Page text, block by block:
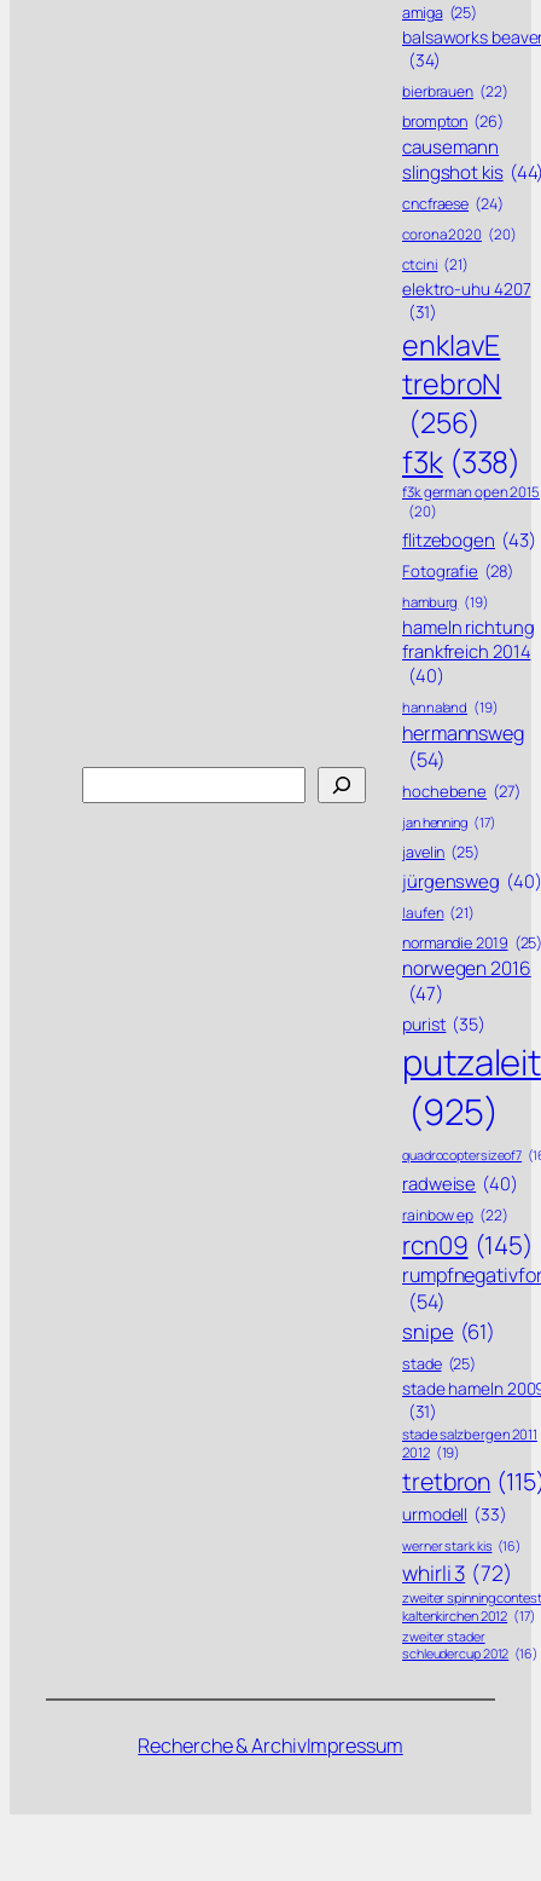
amiga (25)
balsaworks
(34)
bierbrauen (22)
brompton (26)
causemann
slingshot kis
cncfraese (24)
corona 2020 (20)
ctcini (21)
elektro-uhu 4207
(31)
enklavE
trebroN
(256)
f3k (338)
f3k german open 2015
(20)
flitzebogen (43)
Fotografie (28)
hamburg (19)
hameln richtung
frankfreich 2014
(40)
hannaland (19)
hermannsweg
(54)
hochebene (27)
jan henning (17)
javelin (25)
jürgensweg (40)
laufen (21)
normandie 2019
norwegen 2016
(47)
purist (35)
putzaleit
(925)
quadrocoptersizeof7
radweise (40)
rainbow ep (22)
rcn09 (145)
(54)
snipe (61)
stade (25)
stade hameln
(31)
stade salzbergen 2011
2012 (19)
tretbron
urmodell (33)
werner stark kis (16)
whirli 3 (72)
zweiter spinning contest
kaltenkirchen 2012 (17)
zweiter stader
schleudercup 2012 (16)
Recherche & ArchivImpressum